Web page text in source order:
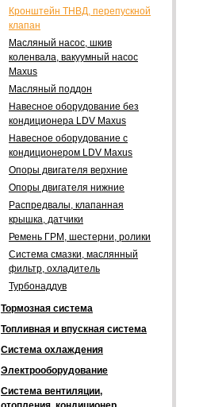
Кронштейн ТНВД, перепускной
клапан
Масляный насос, шкив
коленвала, вакуумный насос
Maxus
Масляный поддон
Навесное оборудование без
кондиционера LDV Maxus
Навесное оборудование с
кондиционером LDV Maxus
Опоры двигателя верхние
Опоры двигателя нижние
Распредвалы, клапанная
крышка, датчики
Ремень ГРМ, шестерни, ролики
Система смазки, маслянный
фильтр, охладитель
Турбонаддув
Тормозная система
Топливная и впускная система
Система охлаждения
Электрооборудование
Система вентиляции,